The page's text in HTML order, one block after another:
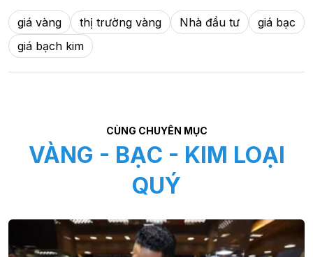
giá vàng thị trường vàng Nhà đầu tư
giá bạc
giá bạch kim
CÙNG CHUYÊN MỤC
VÀNG - BẠC - KIM LOẠI
QUÝ